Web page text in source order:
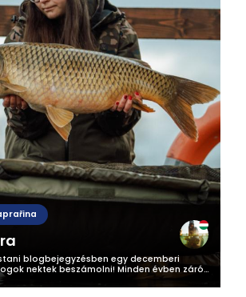
blogbejegyzésben egy decemberi
nektek beszámolni! Minden évben záró
ismerőseimmel egy olyan vízre, ahol jó...